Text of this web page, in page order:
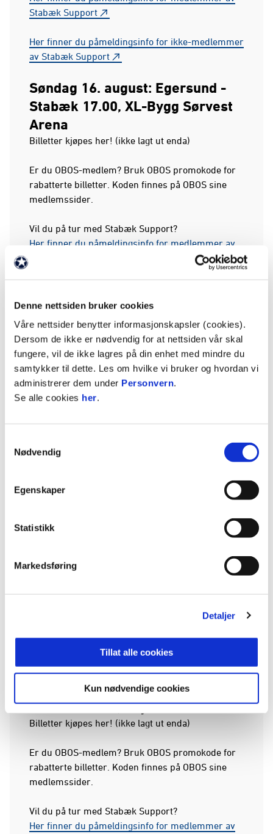
Denne nettsiden bruker cookies
Våre nettsider benytter informasjonskapsler (cookies).
Dersom de ikke er nødvendig for at nettsiden vår skal
fungere, vil de ikke lagres på din enhet med mindre du
samtykker til dette. Les om hvilke vi bruker og hvordan vi
administrerer dem under Personvern.
Se alle cookies her.
Nødvendig
Egenskaper
Statistikk
Markedsføring
Detaljer
Tillat alle cookies
Kun nødvendige cookies
Stabæk Support
Her finner du påmeldingsinfo for ikke-medlemmer
av Stabæk Support
Søndag 16. august: Egersund -
Stabæk 17.00, XL-Bygg Sørvest
Arena
Billetter kjøpes her! (ikke lagt ut enda)
Er du OBOS-medlem? Bruk OBOS promokode for
rabatterte billetter. Koden finnes på OBOS sine
medlemssider.
Vil du på tur med Stabæk Support?
Her finner du påmeldingsinfo for medlemmer av
av Stabæk Support
Lørdag 22. august:NM 1. runde -
Heming - Stabæk 16.00, Heming
kunstgress
Billetter kjøpes her! (ikke lagt ut enda)
Søndag 30. august:
Billetter kjøpes her! (ikke lagt ut enda)
Er du OBOS-medlem? Bruk OBOS promokode for
Her finner du påmeldingsinfo for medlemmer av
av Stabæk Support
Lørdag 12. september:Bryne -
Stabæk 20.00, Bryne stadion
Billetter kjøpes her! (ikke lagt ut enda)
Er du OBOS-medlem? Bruk OBOS promokode for
rabatterte billetter. Koden finnes på OBOS sine
medlemssider.
Vil du på tur med Stabæk Support?
Her finner du påmeldingsinfo for medlemmer av